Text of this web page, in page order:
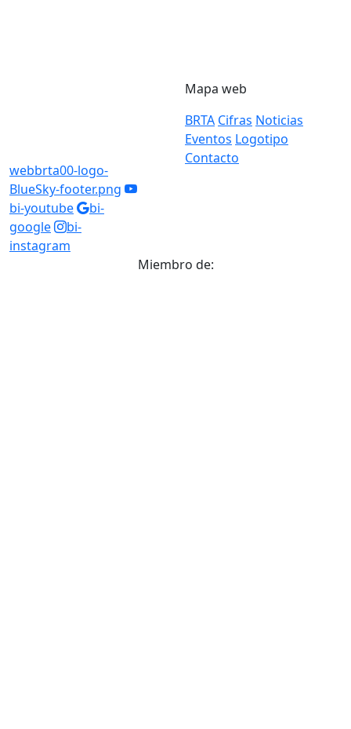
webbrta00-logo-
BlueSky-footer.png
bi-youtube
bi-
google
bi-
instagram
Mapa web
BRTA Cifras Noticias
Eventos Logotipo
Contacto
Miembro de: